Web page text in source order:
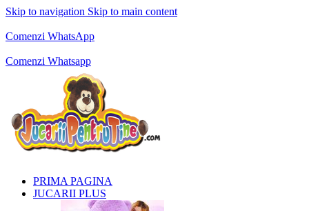
Skip to navigation Skip to main content
Comenzi WhatsApp
Comenzi Whatsapp
PRIMA PAGINA
JUCARII PLUS